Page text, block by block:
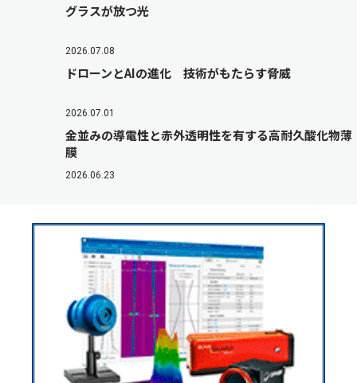
グラスが放つ光
2026.07.08
ドローンとAIの進化 技術がもたらす脅威
2026.07.01
金並みの導電性と赤外透明性を有する高耐久酸化物薄
膜
2026.06.23